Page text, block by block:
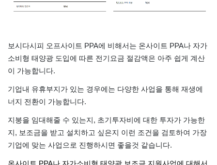
보시다시피 오프사이트 PPA에 비해서는 온사이트 PPA나 자가
소비형 태양광 도입에 따른 전기요금 절감액은 아주 쉽게 계산
이 가능합니다.
기업내 유휴부지가 있는 경우에는 다양한 사업을 통해 재생에
너지 전환이 가능합니다.
지붕을 임대해줄 수 있는지, 초기투자비에 대한 투자가 가능한
지, 보조금을 받고 설치하고 싶은지 이런 조건을 검토하여 가장
기업에 맞는 사업으로 진행하시면 좋을것 같습니다.
온사이트 PPA나 자가소비형 태양광 보조금 지원사업에 대해서